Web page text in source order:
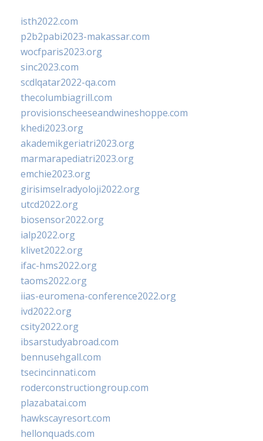
isth2022.com
p2b2pabi2023-makassar.com
wocfparis2023.org
sinc2023.com
scdlqatar2022-qa.com
thecolumbiagrill.com
provisionscheeseandwineshoppe.com
khedi2023.org
akademikgeriatri2023.org
marmarapediatri2023.org
emchie2023.org
girisimselradyoloji2022.org
utcd2022.org
biosensor2022.org
ialp2022.org
klivet2022.org
ifac-hms2022.org
taoms2022.org
iias-euromena-conference2022.org
ivd2022.org
csity2022.org
ibsarstudyabroad.com
bennusehgall.com
tsecincinnati.com
roderconstructiongroup.com
plazabatai.com
hawkscayresort.com
hellonquads.com